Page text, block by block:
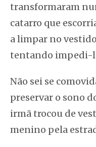
transformaram
catarro que
a limpar no
tentando impedi-
Não sei se
preservar o sono
irmã trocou de
menino pela